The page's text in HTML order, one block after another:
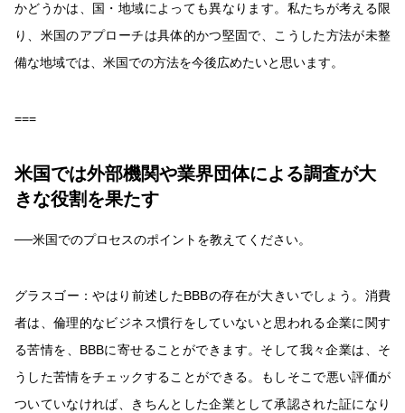
かどうかは、国・地域によっても異なります。私たちが考える限
り、米国のアプローチは具体的かつ堅固で、こうした方法が未整
備な地域では、米国での方法を今後広めたいと思います。
===
米国では外部機関や業界団体による調査が大
きな役割を果たす
──米国でのプロセスのポイントを教えてください。
グラスゴー：やはり前述したBBBの存在が大きいでしょう。消費
者は、倫理的なビジネス慣行をしていないと思われる企業に関す
る苦情を、BBBに寄せることができます。そして我々企業は、そ
うした苦情をチェックすることができる。もしそこで悪い評価が
ついていなければ、きちんとした企業として承認された証になり